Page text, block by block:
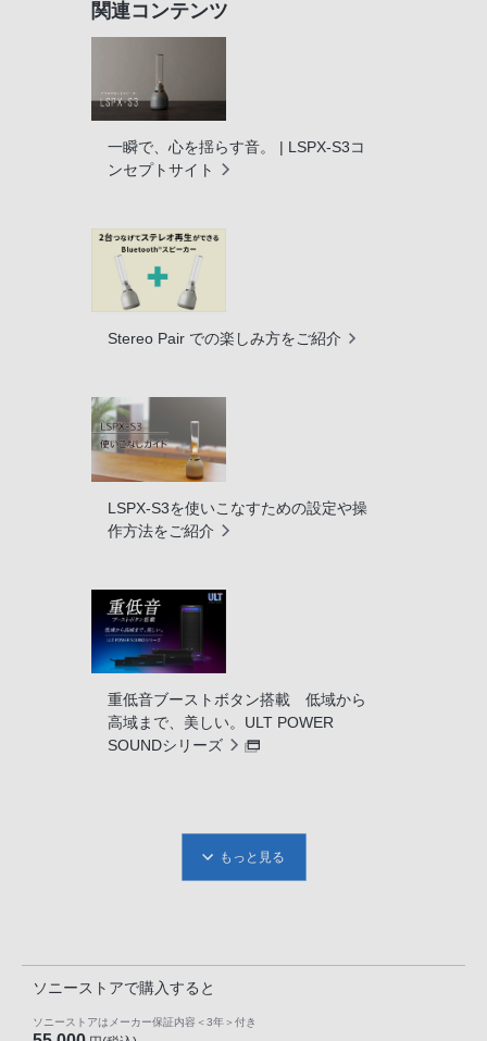
関連コンテンツ
一瞬で、心を揺らす音。 | LSPX-S3コ
ンセプトサイト
Stereo Pair での楽しみ方をご紹介
LSPX-S3を使いこなすための設定や操
作方法をご紹介
重低音ブーストボタン搭載 低域から
高域まで、美しい。ULT POWER
SOUNDシリーズ
もっと見る
ソニーストアで購入すると
ソニーストアはメーカー保証内容 ＜3年＞ 付き